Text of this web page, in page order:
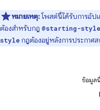
หมายเหตุ:โพสต์นี้ได้รับการอัป
ต้องสําหรับกฎ @starting-style
style กฎต้องอยู่หลังการประกาศ
ข้อมูล